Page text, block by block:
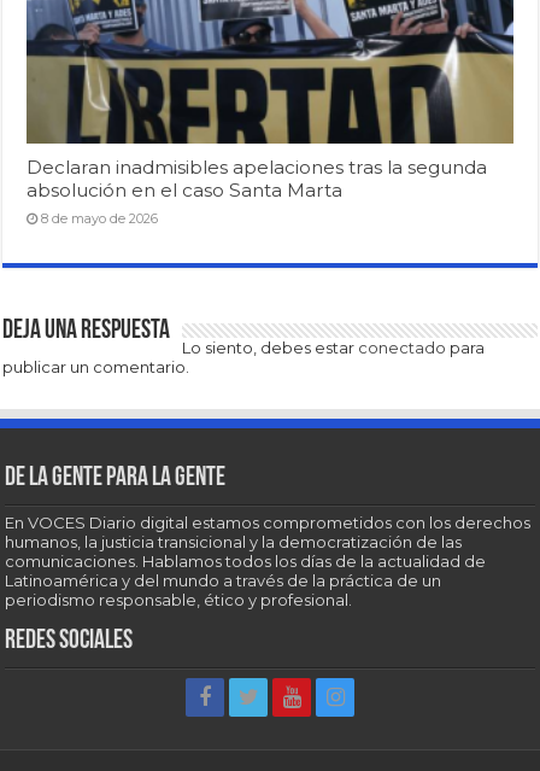
Declaran inadmisibles apelaciones tras la segunda
absolución en el caso Santa Marta
8 de mayo de 2026
Deja una respuesta
Lo siento, debes estar conectado para
publicar un comentario.
De la gente para la gente
En VOCES Diario digital estamos comprometidos con los derechos
humanos, la justicia transicional y la democratización de las
comunicaciones. Hablamos todos los días de la actualidad de
Latinoamérica y del mundo a través de la práctica de un
periodismo responsable, ético y profesional.
Redes sociales